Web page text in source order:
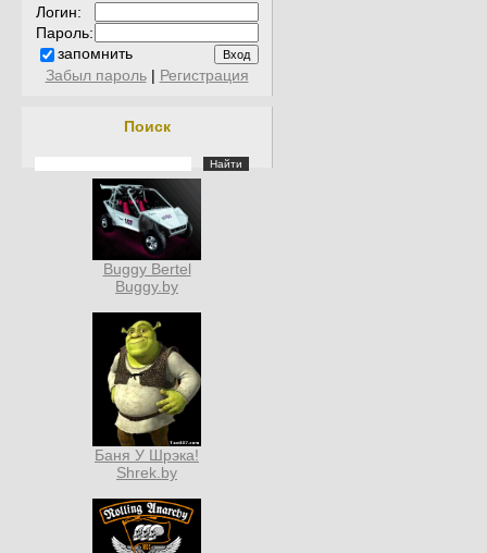
Логин:
Пароль:
запомнить
Забыл пароль| Регистрация
Поиск
Buggy Bertel
Buggy.by
Баня У Шрэка!
Shrek.by